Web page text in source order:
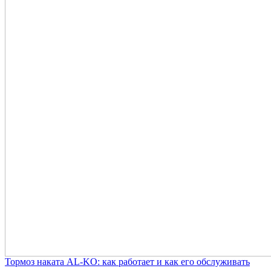
Тормоз наката AL-KO: как работает и как его обслуживать